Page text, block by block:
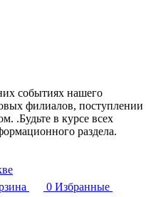
событиях нашего
филиалов, поступлении
.Будьте в курсе всех
раздела.
0 Избранные